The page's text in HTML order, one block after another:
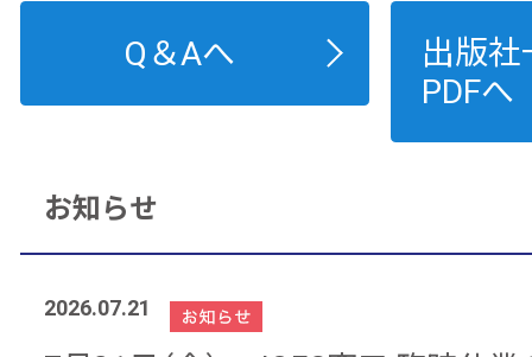
Q＆Aへ
出版
PDFへ
お知らせ
2026.07.21